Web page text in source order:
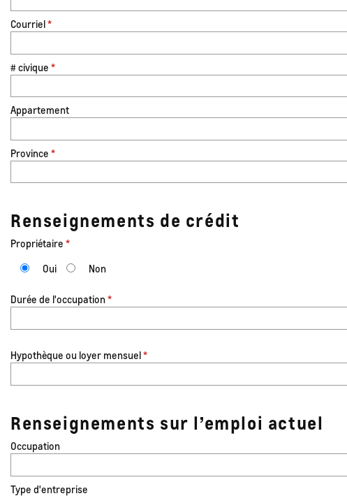
Courriel*
# civique *
Appartement
Province *
Renseignements de crédit
Propriétaire *
Oui
Non
Durée de l'occupation*
Hypothèque ou loyer mensuel*
Renseignements sur l’emploi actuel
Occupation
Type d'entreprise